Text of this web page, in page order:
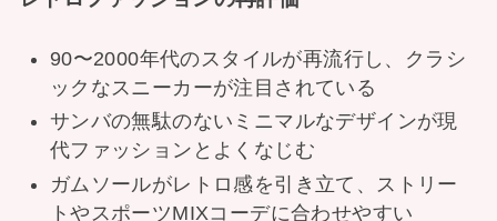
90〜2000年代のスタイルが再流行し、クラシ
ックなスニーカーが注目されている
サンバの無駄のないミニマルなデザインが現
代ファッションとよくなじむ
ガムソールがレトロ感を引き立て、ストリー
トやスポーツMIXコーデに合わせやすい